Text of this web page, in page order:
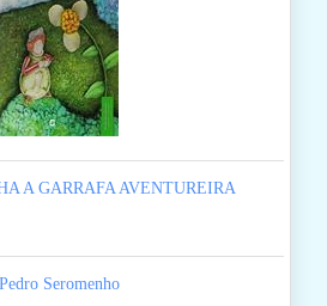
A GARRAFA AVENTUREIRA
Pedro Seromenho